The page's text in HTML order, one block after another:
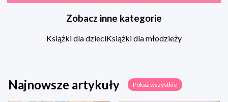
Zobacz inne kategorie
Książki dla dzieciKsiążki dla młodzieży
Najnowsze artykuły Pokaż wszystkie